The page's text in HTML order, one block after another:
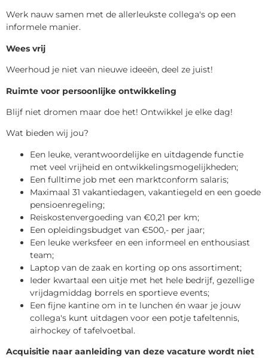
Werk nauw samen met de allerleukste collega's op een
informele manier.
Wees vrij
Weerhoud je niet van nieuwe ideeën, deel ze juist!
Ruimte voor persoonlijke ontwikkeling
Blijf niet dromen maar doe het! Ontwikkel je elke dag!
Wat bieden wij jou?
Een leuke, verantwoordelijke en uitdagende functie
met veel vrijheid en ontwikkelingsmogelijkheden;
Een fulltime job met een marktconform salaris;
Maximaal 31 vakantiedagen, vakantiegeld en een goede
pensioenregeling;
Reiskostenvergoeding van €0,21 per km;
Een opleidingsbudget van €500,- per jaar;
Een leuke werksfeer en een informeel en enthousiast
team;
Laptop van de zaak en korting op ons assortiment;
Ieder kwartaal een uitje met het hele bedrijf, gezellige
vrijdagmiddag borrels en sportieve events;
Een fijne kantine om in te lunchen én waar je jouw
collega's kunt uitdagen voor een potje tafeltennis,
airhockey of tafelvoetbal.
Acquisitie naar aanleiding van deze vacature wordt niet